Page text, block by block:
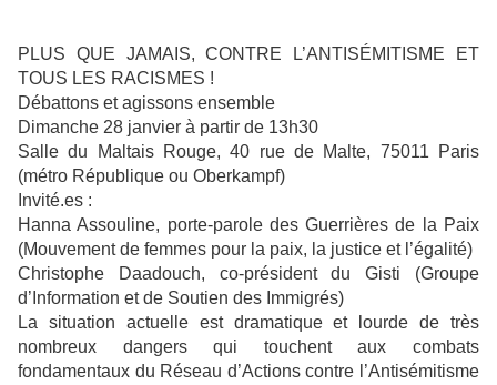
PLUS QUE JAMAIS, CONTRE L’ANTISÉMITISME ET
TOUS LES RACISMES !
Débattons et agissons ensemble
Dimanche 28 janvier à partir de 13h30
Salle du Maltais Rouge, 40 rue de Malte, 75011 Paris
(métro République ou Oberkampf)
Invité.es :
Hanna Assouline, porte-parole des Guerrières de la Paix
(Mouvement de femmes pour la paix, la justice et l’égalité)
Christophe Daadouch, co-président du Gisti (Groupe
d’Information et de Soutien des Immigrés)
La situation actuelle est dramatique et lourde de très
nombreux dangers qui touchent aux combats
fondamentaux du Réseau d’Actions contre l’Antisémitisme